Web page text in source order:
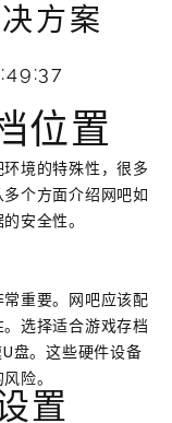
方案
位置
境的特殊性，很多
个方面介绍网吧如
安全性。
重要。网吧应该配
选择适合游戏存档
盘。这些硬件设备
险。
置